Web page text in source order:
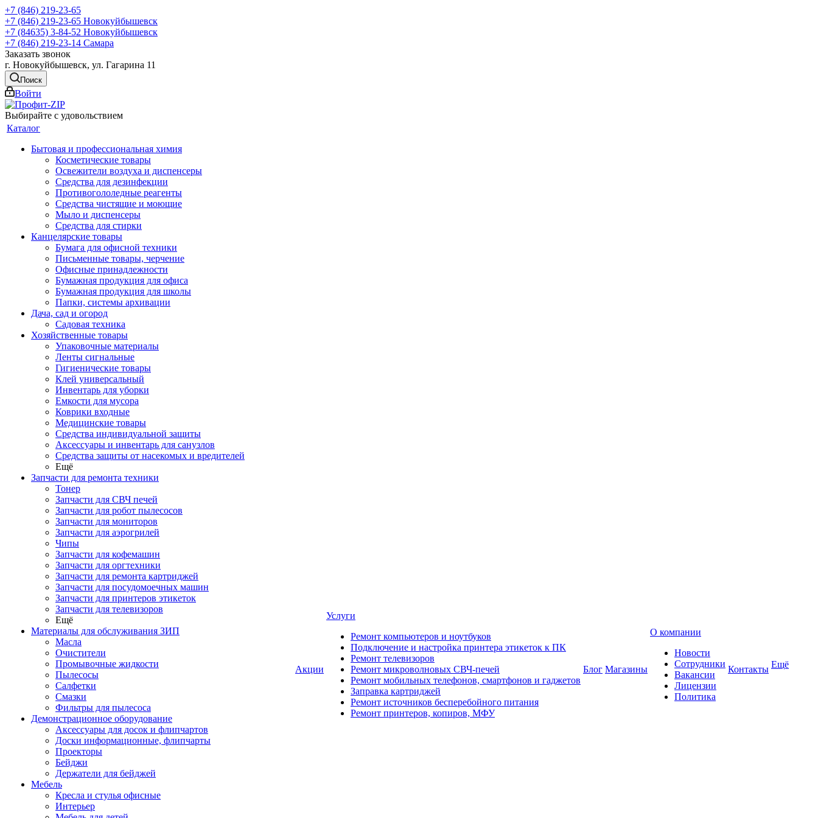
+7 (846) 219-23-65
+7 (846) 219-23-65 Новокуйбышевск
+7 (84635) 3-84-52 Новокуйбышевск
+7 (846) 219-23-14 Самара
Заказать звонок
г. Новокуйбышевск, ул. Гагарина 11
Поиск
Войти
Выбирайте с удовольствием
Каталог
Бытовая и профессиональная химия
Косметические товары
Освежители воздуха и диспенсеры
Средства для дезинфекции
Противогололедные реагенты
Средства чистящие и моющие
Мыло и диспенсеры
Средства для стирки
Канцелярские товары
Бумага для офисной техники
Письменные товары, черчение
Офисные принадлежности
Бумажная продукция для офиса
Бумажная продукция для школы
Папки, системы архивации
Дача, сад и огород
Садовая техника
Хозяйственные товары
Упаковочные материалы
Ленты сигнальные
Гигиенические товары
Клей универсальный
Инвентарь для уборки
Емкости для мусора
Коврики входные
Медицинские товары
Средства индивидуальной защиты
Аксессуары и инвентарь для санузлов
Средства защиты от насекомых и вредителей
Ещё
Запчасти для ремонта техники
Тонер
Запчасти для СВЧ печей
Запчасти для робот пылесосов
Запчасти для мониторов
Запчасти для аэрогрилей
Чипы
Запчасти для кофемашин
Запчасти для оргтехники
Запчасти для ремонта картриджей
Запчасти для посудомоечных машин
Запчасти для принтеров этикеток
Запчасти для телевизоров
Ещё
Материалы для обслуживания ЗИП
Масла
Очистители
Промывочные жидкости
Пылесосы
Салфетки
Смазки
Фильтры для пылесоса
Демонстрационное оборудование
Аксессуары для досок и флипчартов
Доски информационные, флипчарты
Проекторы
Бейджи
Держатели для бейджей
Мебель
Кресла и стулья офисные
Интерьер
Акции
Услуги
Ремонт компьютеров и ноутбуков
Подключение и настройка принтера этикеток к ПК
Ремонт телевизоров
Ремонт микроволновых СВЧ-печей
Ремонт мобильных телефонов, смартфонов и гаджетов
Заправка картриджей
Ремонт источников бесперебойного питания
Ремонт принтеров, копиров, МФУ
Блог Магазины
О компании
Новости
Сотрудники
Вакансии
Лицензии
Политика
Контакты Ещё